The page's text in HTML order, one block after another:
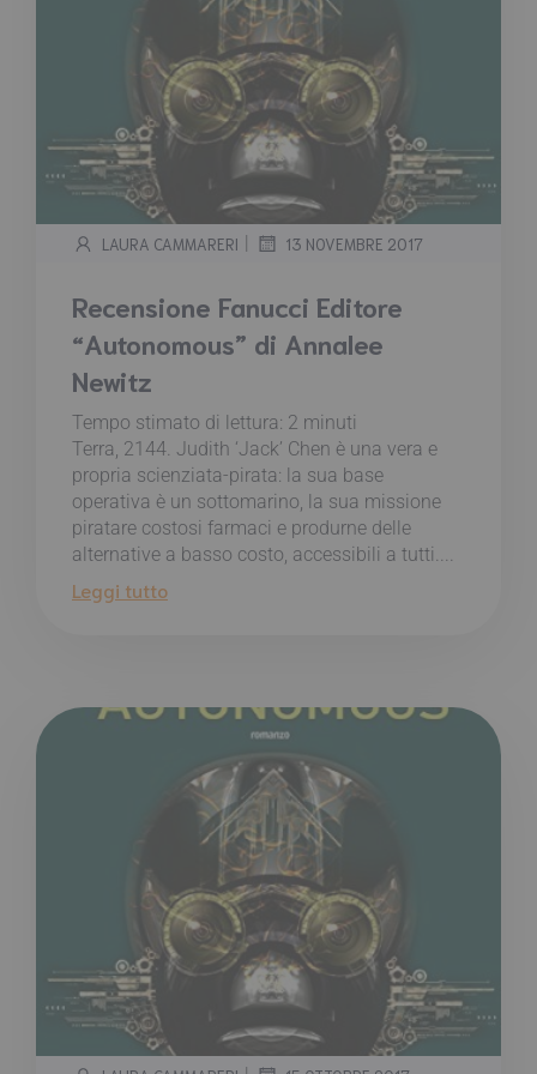
LAURA CAMMARERI | 13 NOVEMBRE 2017
Recensione Fanucci Editore
“Autonomous” di Annalee
Newitz
Tempo stimato di lettura: 2 minuti
Terra, 2144. Judith ‘Jack’ Chen è una vera e
propria scienziata-pirata: la sua base
operativa è un sottomarino, la sua missione
piratare costosi farmaci e produrne delle
alternative a basso costo, accessibili a tutti....
Leggi tutto